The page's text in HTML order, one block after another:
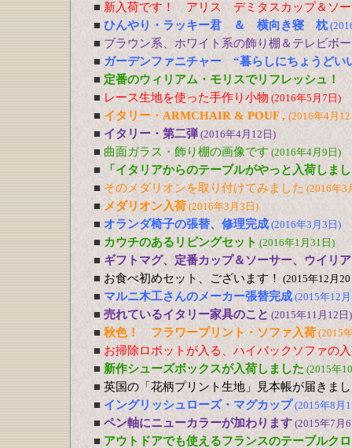
■ 新入荷です！ アリス デミタスカップ＆ソ
■ ひんやり・ラッキー君 ＆ 横向き寝 枕
■ ブラウン系、ホワイト系の飾り棚＆テレビボ
■ ガーデンファニチャー “暮らしにちょうど
■ 定番のウィリアム・モリスでリフレッシュ！
■ レース生地を使った手作り小物 (2016年5月7日)
■ イタリー・ARMCHAIR & POUF , (2016年4月
■ イタリー・第二弾 (2016年4月12日)
■ 曲面ガラス・飾り棚の画像です (2016年4月9日)
■
「イタリアからのテーブルがやっと入荷しま
■ そのメダリオンを取り付けてみました (2016年3
■ メダリオン入荷 (2016年3月3日)
■ オランダ椅子の張替、修理完成 (2016年3月3日)
■ カウチのあるリビングセット (2016年1月31日)
■ ギフトマグ、定番カップ＆ソーサー、ウイリ
■ お食べ初めセット、ございます！ (2015年12月
■ マルニ木工さんのメーカー張替完成 (2015年12
■ 売れているイタリー家具のこと (2015年11月12日)
■ 秋色！ フラワープリント・ソファ入荷 (2015
■ お掃除ロボットが入る、ハイバックソファの
■ 新作シューズボックスが入荷しました (2015年
■ 英国の「花柄プリント生地」見本帳が届きま
■ イングリッシュローズ・マグカップ (2015年8月
■ ペン軸にニューカラーが加わります (2015年7月
■ アウトドアでも使えるフランスのテーブルク